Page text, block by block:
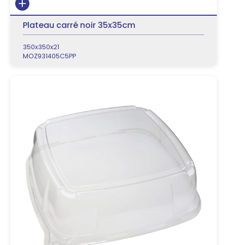
Plateau carré noir 35x35cm
350x350x21
MOZ931405C5PP